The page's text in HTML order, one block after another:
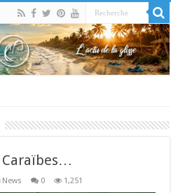
News 0 1,251